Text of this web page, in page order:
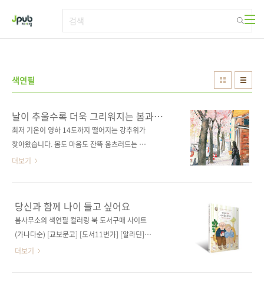
색연필
날이 추울수록 더욱 그리워지는 봄과
여름의 향기
최저 기온이 영하 14도까지 떨어지는 강추위가
찾아왔습니다. 몸도 마음도 잔뜩 움츠러드는 요
즘인데요, 하지만 혹시 알고 계신가요? 벌써 3주
히 걷는 시간과 꽃이 피어 있는 골목길 풍경이 더
욱 그리워집니다. 겨울의 끝자락에서, 아직 오지
않은 계절을 먼저 떠올려 보게 됩니다. 이런 계절
운데서 봄의 한 장면을 먼저 꺼내어 볼 수 있는,
도시의 풍경을 담은 수채화 컬러링 북입니다. 곧
더보기
당신과 함께 나이 들고 싶어요
봄사무소의 색연필 컬러링 북 도서구매 사이트
(가나다순) [교보문고] [도서11번가] [알라딘]
[예스이십사] [인터파크] [쿠팡] 출판사 제이펍
더보기